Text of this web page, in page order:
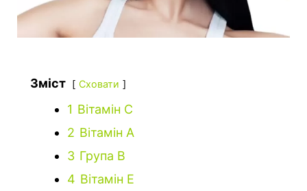
Зміст Сховати
1 Вітамін С
2 Вітамін А
3 Група В
4 Вітамін Е